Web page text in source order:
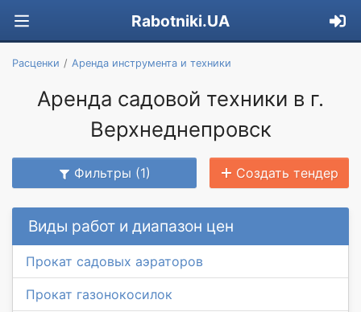
Rabotniki.UA
Расценки Аренда инструмента и техники
Аренда садовой техники в г.
Верхнеднепровск
Фильтры (1) Создать тендер
Виды работ и диапазон цен
Прокат садовых аэраторов
Прокат газонокосилок